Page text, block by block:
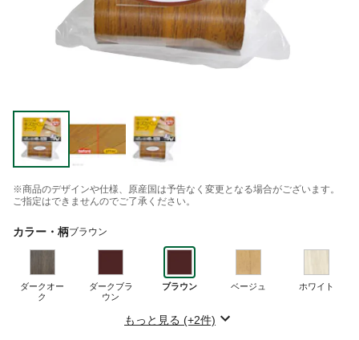
※商品のデザインや仕様、原産国は予告なく変更となる場合がございます。
ご指定はできませんのでご了承ください。
カラー・柄ブラウン
ダークオー
ク
ダークブラ
ウン
ブラウン ベージュ ホワイト
もっと見る (+2件)